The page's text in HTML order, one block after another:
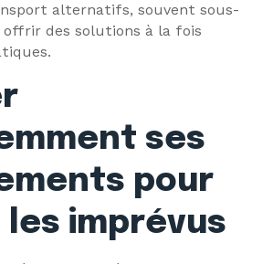
alternatifs, souvent sous-
des solutions à la fois
ses
pour
imprévus